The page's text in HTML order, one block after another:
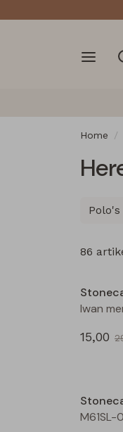
Home
Polo's
86
15,00